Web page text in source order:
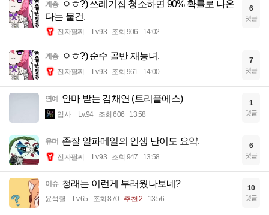
계층
ㅇㅎ?) 쓰레기집 청소하면 90% 확률로 나온
다는 물건.
전자팔찌 Lv.93 조회 906 14:02
6
댓글
계층 ㅇㅎ?) 순수 골반 재능녀.
전자팔찌 Lv.93 조회 961 14:00
7
댓글
연예 안마 받는 김채연 (트리플에스)
입사 Lv.94 조회 606 13:58
1
댓글
유머 존잘 알파메일의 인생 난이도 요약.
전자팔찌 Lv.93 조회 947 13:58
6
댓글
이슈 청래는 이런게 부러웠나보네?
윤석렬 Lv.65 조회 870 추천 2 13:56
10
댓글